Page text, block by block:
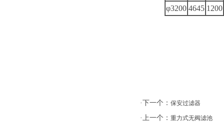
φ3200 4645 1200
·下一个： 保安过滤器
·上一个： 重力式无阀滤池